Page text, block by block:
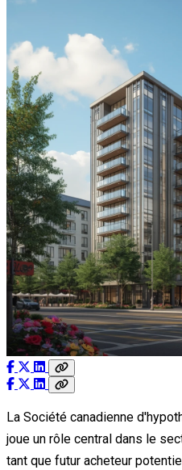
La Société canadienne
joue un rôle central dans le
tant que futur acheteur